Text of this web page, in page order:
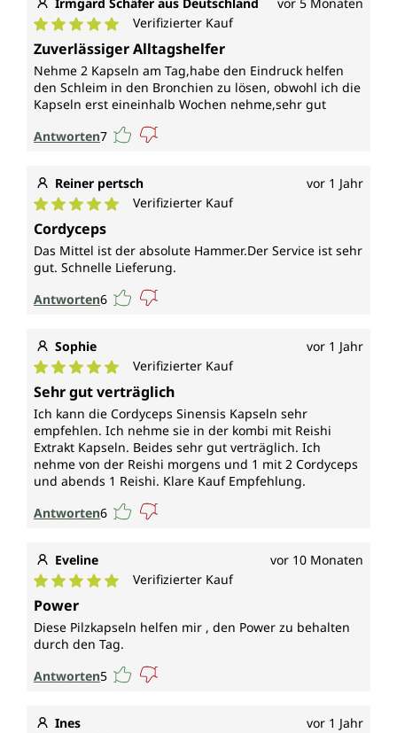
Durchschnittliche Bewertung von 5 von 5 Sternen
Verifizierter Kauf
Zuverlässiger Alltagshelfer
Nehme 2 Kapseln am Tag,habe den Eindruck helfen
den Schleim in den Bronchien zu lösen, obwohl ich die
Kapseln erst eineinhalb Wochen nehme,sehr gut
Antworten7
Reiner pertsch vor 1 Jahr
Durchschnittliche Bewertung von 5 von 5 Sternen
Verifizierter Kauf
Cordyceps
Das Mittel ist der absolute Hammer.Der Service ist sehr
gut. Schnelle Lieferung.
Antworten6
Sophie vor 1 Jahr
Durchschnittliche Bewertung von 5 von 5 Sternen
Verifizierter Kauf
Sehr gut verträglich
Ich kann die Cordyceps Sinensis Kapseln sehr
empfehlen. Ich nehme sie in der kombi mit Reishi
Extrakt Kapseln. Beides sehr gut verträglich. Ich
nehme von der Reishi morgens und 1 mit 2 Cordyceps
und abends 1 Reishi. Klare Kauf Empfehlung.
Antworten6
Eveline vor 10 Monaten
Durchschnittliche Bewertung von 5 von 5 Sternen
Verifizierter Kauf
Power
Diese Pilzkapseln helfen mir , den Power zu behalten
durch den Tag.
Antworten5
Ines vor 1 Jahr